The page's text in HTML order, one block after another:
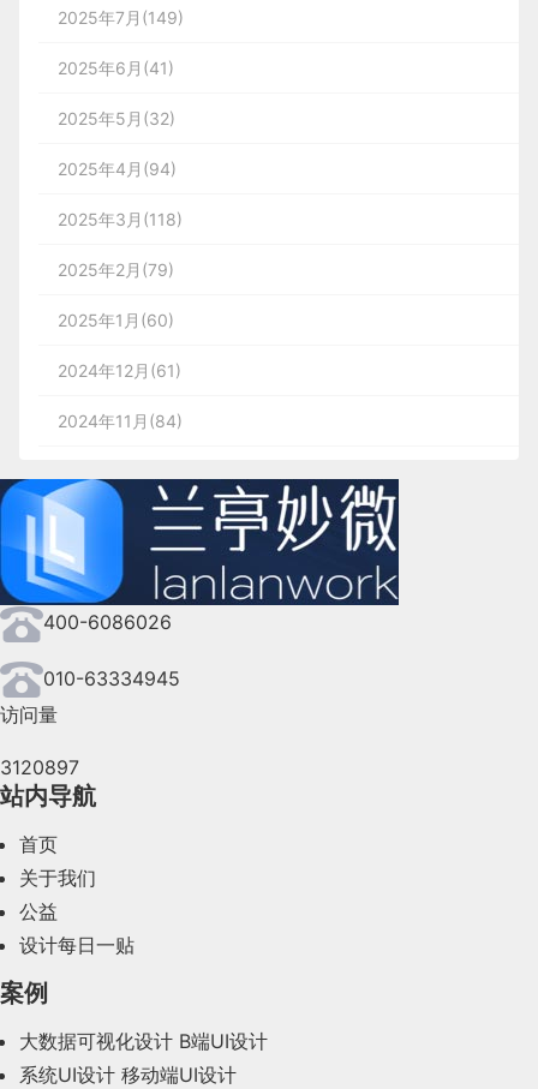
2025年7月(149)
2025年6月(41)
2025年5月(32)
2025年4月(94)
2025年3月(118)
2025年2月(79)
2025年1月(60)
2024年12月(61)
2024年11月(84)
2024年9月(144)
2024年8月(164)
2024年7月(107)
2024年6月(63)
2024年4月(44)
2024年2月(58)
2023年10月(14)
400-6086026
010-63334945
访问量
3120897
站内导航
首页
关于我们
公益
设计每日一贴
案例
大数据可视化设计 B端UI设计
系统UI设计 移动端UI设计